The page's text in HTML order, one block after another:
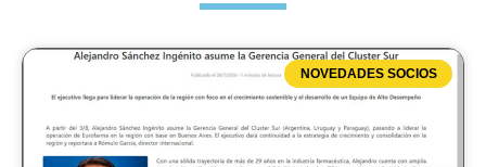
NOVEDADES SOCIOS